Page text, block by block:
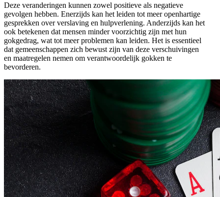
Deze veranderingen kunnen zowel positieve als negatieve
gevolgen hebben. Enerzijds kan het leiden tot meer openhartige
gesprekken over verslaving en hulpverlening. Anderzijds kan het
ook betekenen dat mensen minder voorzichtig zijn met hun
gokgedrag, wat tot meer problemen kan leiden. Het is essentieel
dat gemeenschappen zich bewust zijn van deze verschuivingen
en maatregelen nemen om verantwoordelijk gokken te
bevorderen.